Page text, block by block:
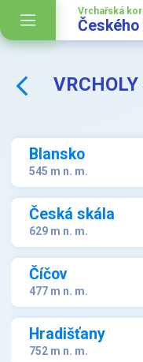
Vrchařská
Blansko
545 m n. m.
Česká skála
629 m n. m.
Číčov
477 m n. m.
Hradišťany
752 m n. m.